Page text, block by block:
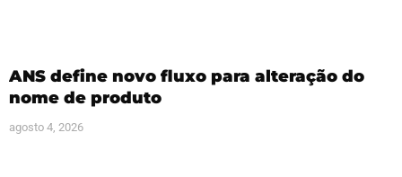
ANS define novo fluxo para alteração do
nome de produto
agosto 4, 2026